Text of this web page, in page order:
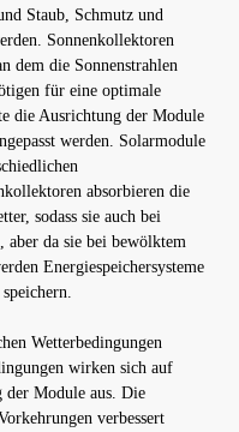
Staub, Schmutz und
Sonnenkollektoren
dem die Sonnenstrahlen
für eine optimale
die Ausrichtung der Module
werden. Solarmodule
absorbieren die
sodass sie auch bei
aber da sie bei bewölktem
Energiespeichersysteme
Wetterbedingungen
wirken sich auf
der Module aus. Die
verbessert